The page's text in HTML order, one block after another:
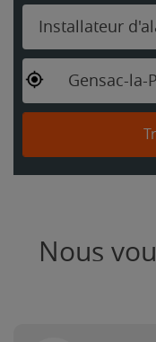
Installateur
Gensac-la-
Nous